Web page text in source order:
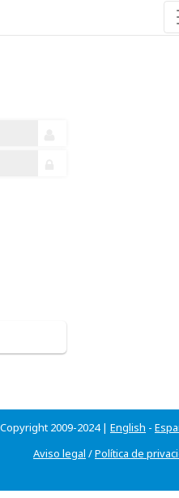
2009-2024 | English -
Aviso legal /Política de